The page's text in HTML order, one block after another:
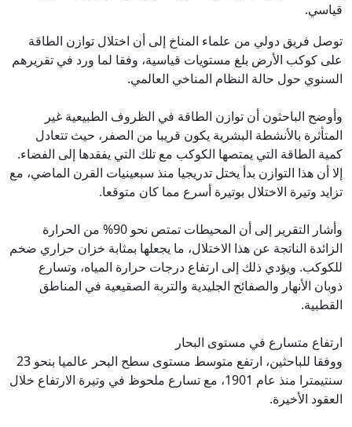
قياسي.
توصل فريق دولي من علماء المناخ إلى أن اختلال توازن الطاقة
على كوكب الأرض بلغ مستويات قياسية، وفقا لما ورد في تقريرهم
السنوي حول حالة النظام المناخي العالمي.
وأوضح الباحثون أن توازن الطاقة في الظروف الطبيعية غير
المتأثرة بالأنشطة البشرية يكون قريبا من الصفر، حيث تتعادل
كمية الطاقة التي يمتصها الكوكب مع تلك التي يفقدها إلى الفضاء.
إلا أن هذا التوازن بدأ يختل تدريجيا منذ سبعينيات القرن الماضي، مع
تزايد وتيرة الاختلال بوتيرة أسرع مما كان متوقعا.
وأشار التقرير إلى أن المحيطات تمتص نحو 90% من الحرارة
الزائدة الناتجة عن هذا الاختلال، ما يجعلها بمثابة خزان حراري ضخم
للكوكب. ويؤدي ذلك إلى ارتفاع درجات حرارة المياه، وتسارع
ذوبان الأنهار والصفائح الجليدية والتربة الصقيعية في المناطق
القطبية.
ارتفاع متسارع في مستوى البحار
ووفقا للباحثين، ارتفع متوسط مستوى سطح البحر عالميا بنحو 23
سنتيمترا منذ عام 1901، مع تسارع ملحوظ في وتيرة الارتفاع خلال
العقود الأخيرة.